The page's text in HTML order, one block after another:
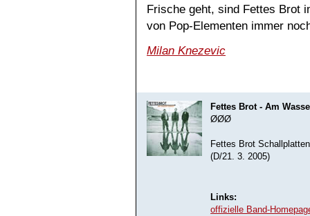
Frische geht, sind Fettes Brot
von Pop-Elementen immer
Milan Knezevic
Fettes Brot - Am
ØØØ
Fettes Brot
(D/21. 3. 2005)
Links:
offizielle Band-